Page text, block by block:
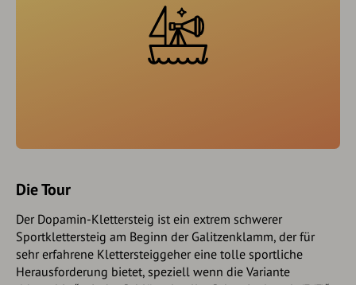
Die Tour
Der Dopamin-Klettersteig ist ein extrem schwerer
Sportklettersteig am Beginn der Galitzenklamm, der für
sehr erfahrene Klettersteiggeher eine tolle sportliche
Herausforderung bietet, speziell wenn die Variante